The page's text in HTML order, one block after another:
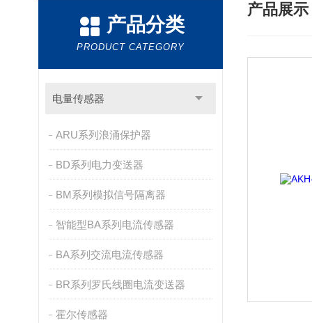
产品分类
PRODUCT CATEGORY
电量传感器
ARU系列浪涌保护器
BD系列电力变送器
BM系列模拟信号隔离器
智能型BA系列电流传感器
BA系列交流电流传感器
BR系列罗氏线圈电流变送器
霍尔传感器
产品展示